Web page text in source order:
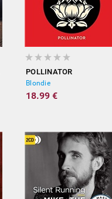
POLLINATOR
Blondie
18.99 €